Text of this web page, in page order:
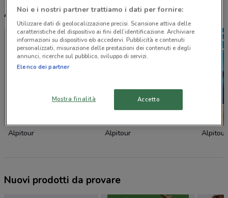
Altri volantini nelle vicinanze
Alpitour Alpitour Alpitour
Nuovi prodotti da provare
Noi e i nostri partner trattiamo i dati per fornire:
Utilizzare dati di geolocalizzazione precisi. Scansione attiva delle
caratteristiche del dispositivo ai fini dell’identificazione. Archiviare
informazioni su dispositivo e/o accedervi. Pubblicità e contenuti
personalizzati, misurazione delle prestazioni dei contenuti e degli
annunci, ricerche sul pubblico, sviluppo di servizi.
Elenco dei partner
Mostra finalità Accetto